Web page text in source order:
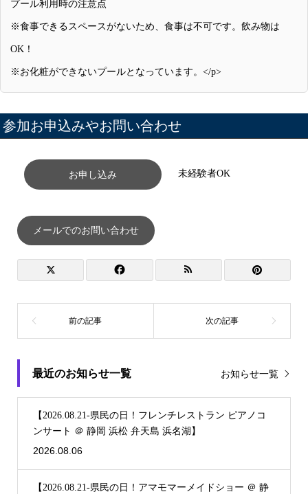
プール利用時の注意点
※食事できるスペースがないため、食事は不可です。飲み物は
OK！
※お化粧ができないプールとなっています。</p>
参加お申込みやお問い合わせ
お申し込み 未経験者OK
メールでのお問い合わせ
最近のお知らせ一覧 お知らせ一覧
【2026.08.21-県民の日！フレンチレストラン ピアノコ
ンサート ＠ 静岡 浜松 弁天島 浜名湖】
2026.08.06
【2026.08.21-県民の日！アマモマーメイドショー ＠ 静